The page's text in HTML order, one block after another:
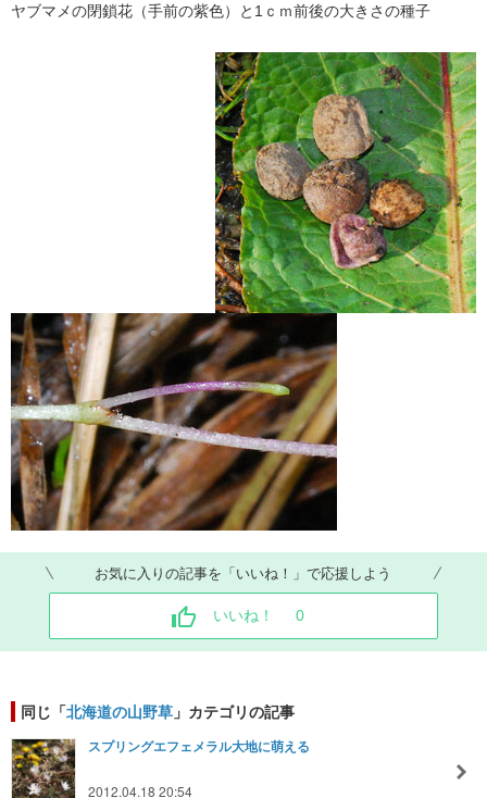
ヤブマメの閉鎖花（手前の紫色）と1ｃｍ前後の大きさの種子
お気に入りの記事を「いいね！」で応援しよう
いいね！ 0
同じ「北海道の山野草 」カテゴリの記事
スプリングエフェメラル大地に萌える
2012.04.18 20:54